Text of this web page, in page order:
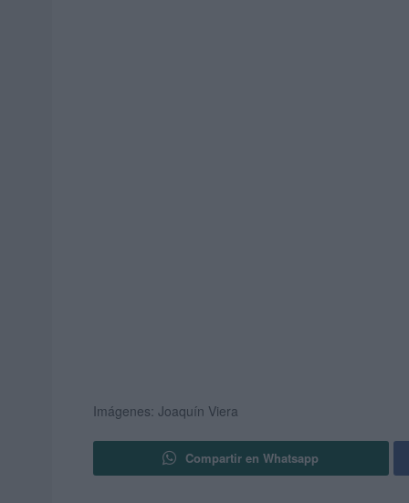
Imágenes: Joaquín Viera
Compartir en Whatsapp